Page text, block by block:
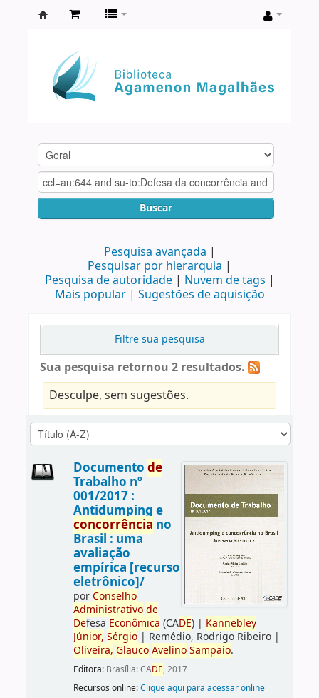
Agamenon
Magalhães
Buscar
Pesquisa avançada
Pesquisar por hierarquia
Pesquisa de autoridade
Nuvem de tags
Mais popular
Sugestões de aquisição
Filtre sua pesquisa
Sua pesquisa retornou 2 resultados.
Desculpe, sem sugestões.
Documento de
Trabalho nº
001/2017 :
Antidumping e
concorrência no
Brasil : uma
avaliação
empírica [recurso
eletrônico]/
porConselho
Administrativo de
Defesa Econômica (CADE)| Kannebley
Júnior, Sérgio| Remédio, Rodrigo Ribeiro|
Oliveira, Glauco Avelino Sampaio.
Editora: Brasília: CADE, 2017
Recursos online:Clique aqui para acessar online